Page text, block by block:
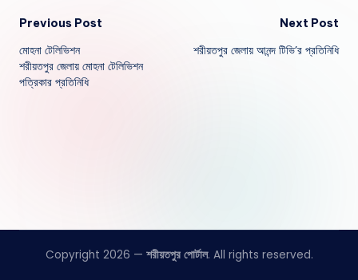
Post
navigation
Previous Post
মোহনা টেলিভিশন
শরীয়তপুর জেলায় মোহনা টেলিভিশন
পত্রিকার প্রতিনিধি
Next Post
শরীয়তপুর জেলায় আনন্দ টিভি’র প্রতিনিধি
Copyright 2026 — শরীয়তপুর পোর্টাল. All rights reserved.